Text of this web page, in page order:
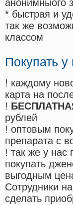
анонимныого
* быстрая и
так же
классом
Покупать у
! каждому
карта на
!
рублей
! оптовым
препарата с
! так же у
покупать
выгодным
Cотрудники
сделать